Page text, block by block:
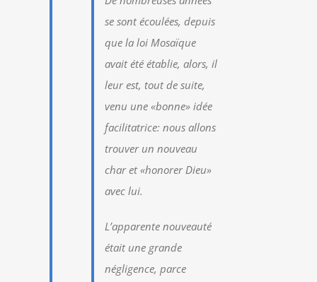
se sont écoulées, depuis
que la loi Mosaïque
avait été établie, alors, il
leur est, tout de suite,
venu une «bonne» idée
facilitatrice: nous allons
trouver un nouveau
char et «honorer Dieu»
avec lui.
L’apparente nouveauté
était une grande
négligence, parce